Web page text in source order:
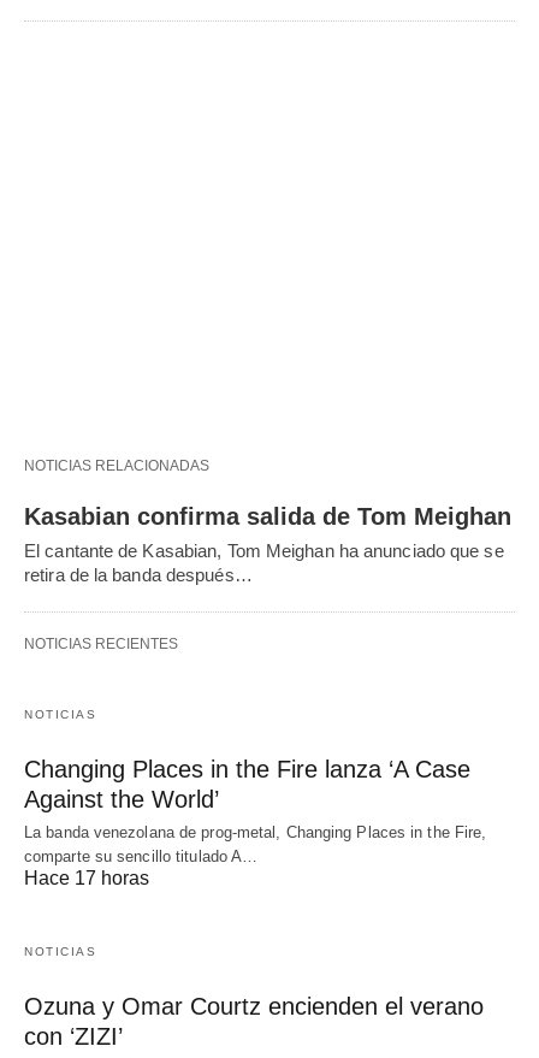
NOTICIAS RELACIONADAS
Kasabian confirma salida de Tom Meighan
El cantante de Kasabian, Tom Meighan ha anunciado que se
retira de la banda después…
NOTICIAS RECIENTES
NOTICIAS
Changing Places in the Fire lanza ‘A Case
Against the World’
La banda venezolana de prog-metal, Changing Places in the Fire,
comparte su sencillo titulado A…
Hace 17 horas
NOTICIAS
Ozuna y Omar Courtz encienden el verano
con ‘ZIZI’